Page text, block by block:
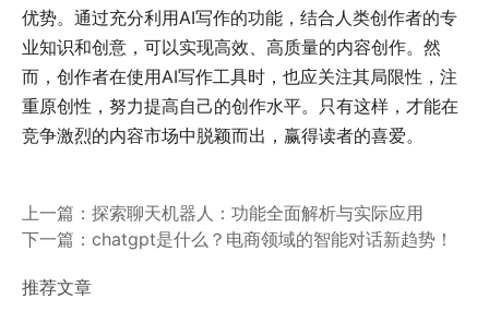
优势。通过充分利用AI写作的功能，结合人类创作者的专
业知识和创意，可以实现高效、高质量的内容创作。然
而，创作者在使用AI写作工具时，也应关注其局限性，注
重原创性，努力提高自己的创作水平。只有这样，才能在
竞争激烈的内容市场中脱颖而出，赢得读者的喜爱。
上一篇： 探索聊天机器人：功能全面解析与实际应用
下一篇： chatgpt是什么？电商领域的智能对话新趋势！
推荐文章